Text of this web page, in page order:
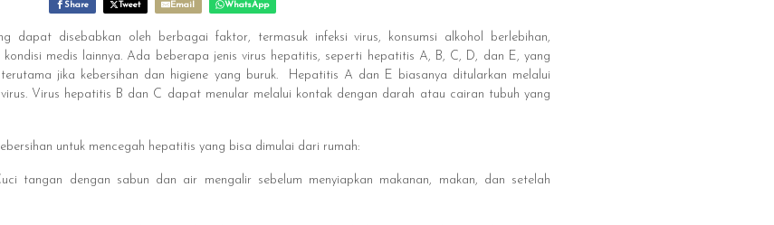
Share Tweet Email WhatsApp
dapat disebabkan oleh berbagai faktor, termasuk infeksi virus, konsumsi alkohol berlebihan,
medis lainnya. Ada beberapa jenis virus hepatitis, seperti hepatitis A, B, C, D, dan E, yang
jika kebersihan dan higiene yang buruk. Hepatitis A dan E biasanya ditularkan melalui
Virus hepatitis B dan C dapat menular melalui kontak dengan darah atau cairan tubuh yang
untuk mencegah hepatitis yang bisa dimulai dari rumah:
tangan dengan sabun dan air mengalir sebelum menyiapkan makanan, makan, dan setelah